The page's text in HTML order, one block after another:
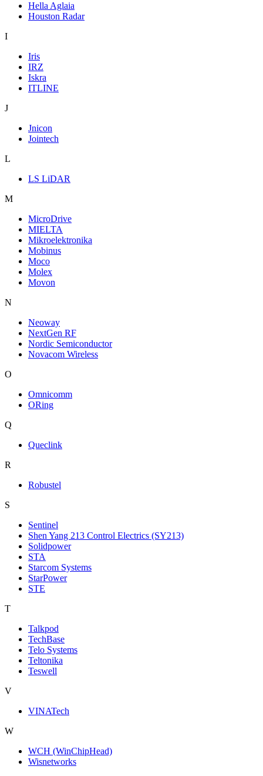
Hella Aglaia
Houston Radar
I
Iris
IRZ
Iskra
ITLINE
J
Jnicon
Jointech
L
LS LiDAR
M
MicroDrive
MIELTA
Mikroelektronika
Mobinus
Moco
Molex
Movon
N
Neoway
NextGen RF
Nordic Semiconductor
Novacom Wireless
O
Omnicomm
ORing
Q
Queclink
R
Robustel
S
Sentinel
Shen Yang 213 Control Electrics (SY213)
Solidpower
STA
Starcom Systems
StarPower
STE
T
Talkpod
TechBase
Telo Systems
Teltonika
Teswell
V
VINATech
W
WCH (WinChipHead)
Wisnetworks